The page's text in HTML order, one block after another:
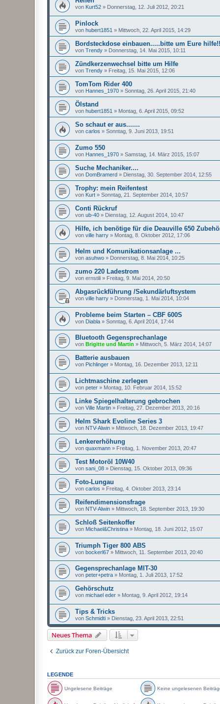
von Kurt52 » Donnerstag, 12. Juli 2012, 20:21
Pinlock
von hubert1851 » Mittwoch, 22. April 2015, 14:29
Bordsteckdose einbauen.....bitte um Eure
von Trendy » Donnerstag, 14. Mai 2015, 10:11
Zündkerzenwechsel bitte um Hilfe
von Trendy » Freitag, 15. Mai 2015, 12:06
TomTom Rider 400
von Hannes_1970 » Sonntag, 26. April 2015, 21:40
Ölstand
von hubert1851 » Montag, 6. April 2015, 09:52
So schaut er aus.......
von carlos » Sonntag, 9. Juni 2013, 19:51
Zumo 550
von Hannes_1970 » Samstag, 14. März 2015, 15:07
Suche Mechaniker....
von DomBramerd » Dienstag, 30. September 2014, 12:55
Trophy: mein Reifentest
von Kurt » Sonntag, 21. September 2014, 10:57
Conti Rückruf
von ub-40 » Dienstag, 12. August 2014, 10:47
Hilfe, ich benötige für die Deauville 650
von ville harry » Montag, 8. Oktober 2012, 17:06
Helm und Komunikationsanlage ...
von asuhwo » Donnerstag, 8. Mai 2014, 10:25
zumo 220 Ladestrom
von ernstili » Freitag, 9. Mai 2014, 20:50
Abgasrückführung /Sekundärluftsystem
von ville harry » Donnerstag, 1. Mai 2014, 10:04
Probleme beim Starten – CBF 600S
von Diabla » Sonntag, 6. April 2014, 17:44
Bluetooth Gegensprechanlage
von Brigitte und Martin » Mittwoch, 5. März 2014, 14:07
Batterie ausbauen
von Pichlinger » Montag, 16. Dezember 2013, 12:11
Lichtmaschine zerlegen
von peter » Montag, 10. Februar 2014, 15:52
Linke Spiegelhalterung gebrochen
von Ville Martin » Freitag, 27. Dezember 2013, 20:16
Helm Shark Evoline Series 3
von NTV-Alwin » Mittwoch, 18. Dezember 2013, 19:47
Lenkererhöhung
von quaxmann » Freitag, 1. November 2013, 20:47
Test Motoröl 10W40
von sani_08 » Dienstag, 15. Oktober 2013, 09:36
Foto-Lungau
von carlos » Freitag, 4. Oktober 2013, 23:14
Reifendimensionsfrage
von NTV-Alwin » Mittwoch, 18. September 2013, 19:30
Schloß Seitenkoffer
von Michael&Christina » Montag, 18. Juni 2012, 15:07
Triumph Tiger 800 ABS
von bockerl67 » Mittwoch, 11. September 2013, 20:40
Gegensprechanlage MIT-30
von peter+petra » Montag, 1. Juli 2013, 17:52
Gehörschutz
von michael eder » Montag, 9. April 2012, 19:14
Tips & Tricks
von Schmidti » Dienstag, 23. April 2013, 22:51
Neues Thema
Zurück zur Foren-Übersicht
LEGENDE
Ungelesene Beiträge Keine ungelesenen